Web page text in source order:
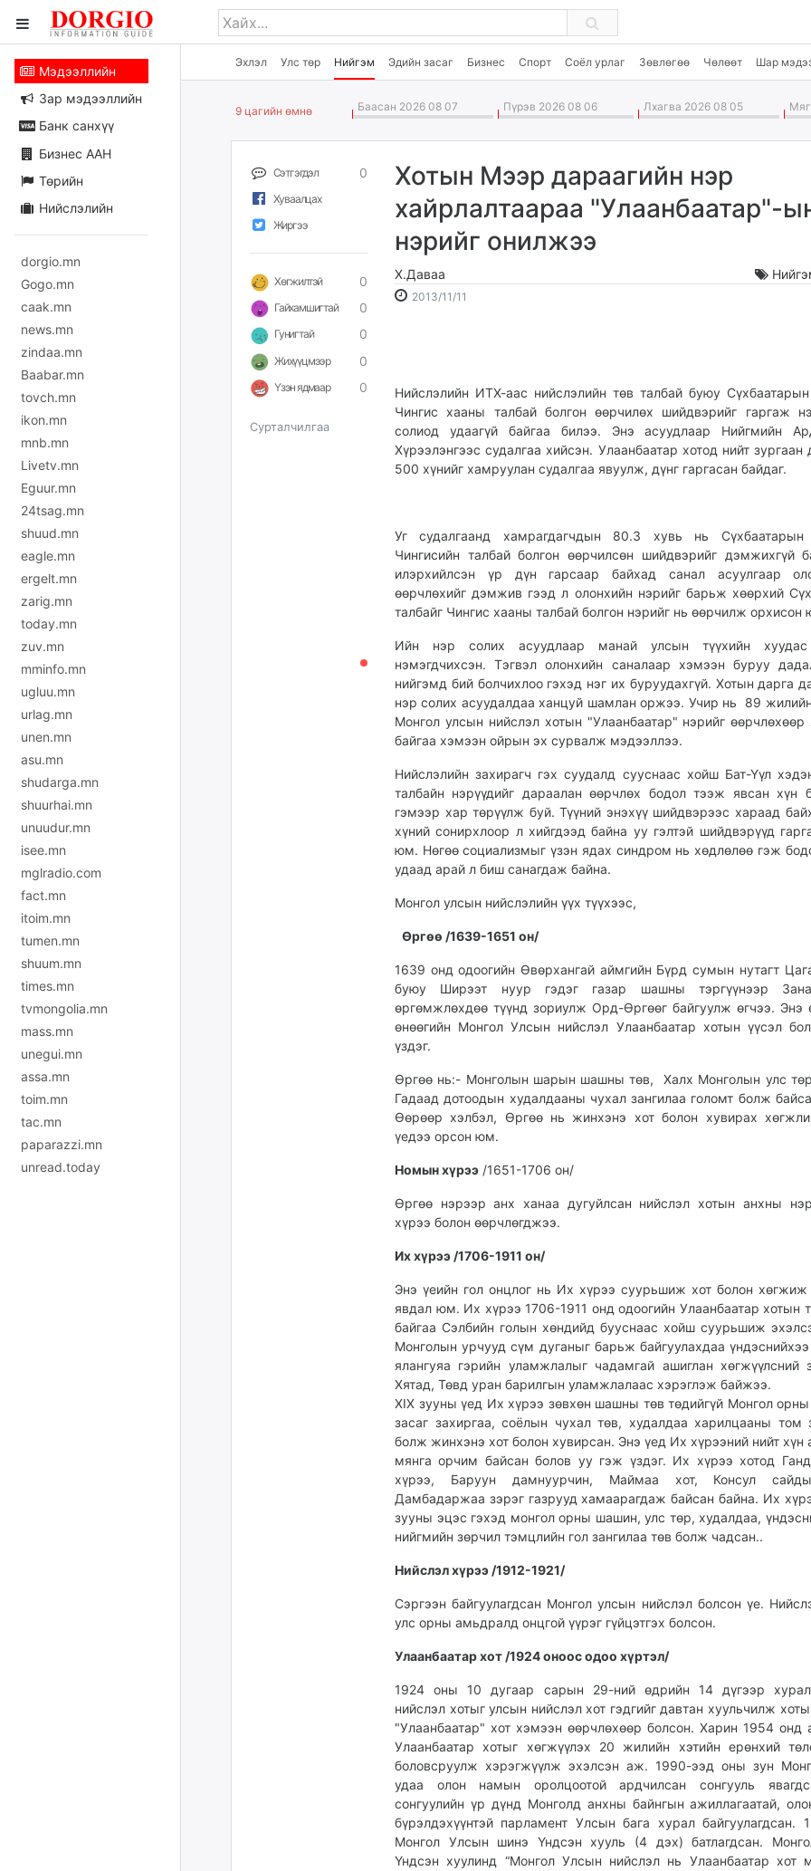
Эхлэл Улс төр Нийгэм Эдийн засаг Бизнес Спорт Соёл урлаг Зөвлөгөө Чөлөөт Шар
Мэдээллийн
Зар мэдээллийн
Банк санхүү
Бизнес ААН
Төрийн
Нийслэлийн
dorgio.mn
Gogo.mn
caak.mn
news.mn
zindaa.mn
Baabar.mn
tovch.mn
ikon.mn
mnb.mn
Livetv.mn
Eguur.mn
24tsag.mn
shuud.mn
eagle.mn
ergelt.mn
zarig.mn
today.mn
zuv.mn
mminfo.mn
ugluu.mn
urlag.mn
unen.mn
asu.mn
shudarga.mn
shuurhai.mn
unuudur.mn
isee.mn
mglradio.com
fact.mn
itoim.mn
tumen.mn
shuum.mn
times.mn
tvmongolia.mn
mass.mn
unegui.mn
assa.mn
toim.mn
tac.mn
paparazzi.mn
unread.today
9 цагийн өмнө Баасан 2026 08 07 Пүрэв 2026 08 06 Лхагва 2026 08 05
Сэтгэгдэл 0
Хуваалцах
Жиргээ
Хөгжилтэй 0
Гайхамшигтай 0
Гунигтай 0
Жихүүцмээр 0
Үзэн ядмаар 0
Сурталчилгаа
Хотын Мээр дараагийн нэр
хайрлалтаараа "Улаанбаатар"-
нэрийг онилжээ
Х.Даваа
2013/11/11
Нийслэлийн ИТХ-аас нийслэлийн төв талбай буюу Сүхбаатарын
Чингис хааны талбай болгон өөрчилөх шийдвэрийг гаргаж
солиод удаагүй байгаа билээ. Энэ асуудлаар Нийгмийн
Хүрээлэнгээс судалгаа хийсэн. Улаанбаатар хотод нийт зургаан
500 хүнийг хамруулан судалгаа явуулж, дүнг гаргасан байдаг.
Уг судалгаанд хамрагдагчдын 80.3 хувь нь Сүхбаатарын
Чингисийн талбай болгон өөрчилсөн шийдвэрийг дэмжихгүй
илэрхийлсэн үр дүн гарсаар байхад санал асуулгаар
өөрчлөхийг дэмжив гээд л олонхийн нэрийг барьж хөөрхий
талбайг Чингис хааны талбай болгон нэрийг нь өөрчилж орхисон
Ийн нэр солих асуудлаар манай улсын түүхийн хуудас
нэмэгдчихсэн. Тэгвэл олонхийн саналаар хэмээн буруу
нийгэмд бий болчихлоо гэхэд нэг их буруудахгүй. Хотын дарга
нэр солих асуудалдаа ханцуй шамлан оржээ. Учир нь 89 жилийн
Монгол улсын нийслэл хотын "Улаанбаатар" нэрийг өөрчлөхөөр
байгаа хэмээн ойрын эх сурвалж мэдээллээ.
Нийслэлийн захирагч гэх суудалд сууснаас хойш Бат-Үүл
талбайн нэрүүдийг дараалан өөрчлөх бодол тээж явсан хүн
гэмээр хар төрүүлж буй. Түүний энэхүү шийдвэрээс хараад
хүний сонирхлоор л хийгдээд байна уу гэлтэй шийдвэрүүд
юм. Нөгөө социализмыг үзэн ядах синдром нь хөдлөлөө гэж
удаад арай л биш санагдаж байна.
Монгол улсын нийслэлийн үүх түүхээс,
Өргөө /1639-1651 он/
1639 онд одоогийн Өвөрхангай аймгийн Бүрд сумын нутагт
буюу Ширээт нуур гэдэг газар шашны тэргүүнээр
өргөмжлөхдөө түүнд зориулж Орд-Өргөөг байгуулж өгчээ. Энэ
өнөөгийн Монгол Улсын нийслэл Улаанбаатар хотын үүсэл
үздэг.
Өргөө нь:- Монголын шарын шашны төв, Халх Монголын улс
Гадаад дотоодын худалдааны чухал зангилаа голомт болж
Өөрөөр хэлбэл, Өргөө нь жинхэнэ хот болон хувирах
үедээ орсон юм.
Номынхүрээ /1651-1706 он/
Өргөө нэрээр анх ханаа дугуйлсан нийслэл хотын анхны
хүрээ болон өөрчлөгджээ.
Иххүрээ /1706-1911 он/
Энэ үеийн гол онцлог нь Их хүрээ суурьшиж хот болон хөгжиж
явдал юм. Их хүрээ 1706-1911 онд одоогийн Улаанбаатар хотын
байгаа Сэлбийн голын хөндийд бууснаас хойш суурьшиж
Монголын урчууд сүм дуганыг барьж байгуулахдаа үндэснийхээ
ялангуяа гэрийн уламжлалыг чадамгай ашиглан хөгжүүлсний
Хятад, Төвд уран барилгын уламжлалаас хэрэглэж байжээ.
XIX зууны үед Их хүрээ зөвхөн шашны төв төдийгүй Монгол орны
засаг захиргаа, соёлын чухал төв, худалдаа харилцааны том
болж жинхэнэ хот болон хувирсан. Энэ үед Их хүрээний нийт хүн
мянга орчим байсан болов уу гэж үздэг. Их хүрээ хотод
хүрээ, Баруун дамнуурчин, Маймаа хот, Консул
Дамбадаржаа зэрэг газрууд хамаарагдаж байсан байна. Их
зууны эцэс гэхэд монгол орны шашин, улс төр, худалдаа,
нийгмийн зөрчил тэмцлийн гол зангилаа төв болж чадсан..
Нийслэлхүрээ /1912-1921/
Сэргээн байгуулагдсан Монгол улсын нийслэл болсон үе.
улс орны амьдралд онцгой үүрэг гүйцэтгэх болсон.
Улаанбаатархот /1924оноосодоо хүртэл/
1924 оны 10 дугаар сарын 29-ний өдрийн 14 дүгээр
нийслэл хотыг улсын нийслэл хот гэдгийг давтан хуульчилж
"Улаанбаатар" хот хэмээн өөрчлөхөөр болсон. Харин 1954 онд
Улаанбаатар хотыг хөгжүүлэх 20 жилийн хэтийн ерөнхий
боловсруулж хэрэгжүүлж эхэлсэн аж. 1990-ээд оны зун
удаа олон намын оролцоотой ардчилсан сонгууль
сонгуулийн үр дүнд Монголд анхны байнгын ажиллагаатай,
бүрэлдэхүүнтэй парламент Улсын бага хурал байгуулагдсан.
Монгол Улсын шинэ Үндсэн хууль (4 дэх) батлагдсан.
Үндсэн хуулинд “Монгол Улсын нийслэл нь Улаанбаатар хот